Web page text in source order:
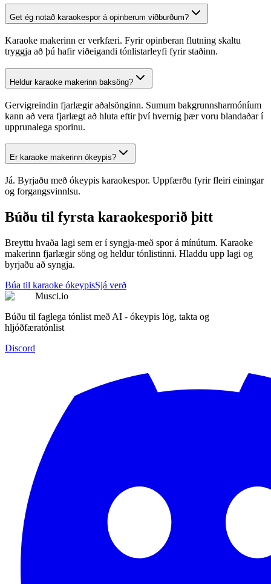
Get ég notað karaokespor á opinberum viðburðum?
Karaoke makerinn er verkfæri. Fyrir opinberan flutning skaltu
tryggja að þú hafir viðeigandi tónlistarleyfi fyrir staðinn.
Heldur karaoke makerinn baksöng?
Gervigreindin fjarlægir aðalsönginn. Sumum bakgrunnsharmóníum
kann að vera fjarlægt að hluta eftir því hvernig þær voru blandaðar í
upprunalega sporinu.
Er karaoke makerinn ókeypis?
Já. Byrjaðu með ókeypis karaokespor. Uppfærðu fyrir fleiri einingar
og forgangsvinnlsu.
Búðu til fyrsta karaokesporið þitt
Breyttu hvaða lagi sem er í syngja-með spor á mínútum. Karaoke
makerinn fjarlægir söng og heldur tónlistinni. Hladdu upp lagi og
byrjaðu að syngja.
Búa til karaoke ókeypisSjá verð
Musci.io
Búðu til faglega tónlist með AI - ókeypis lög, takta og
hljóðfæratónlist
Discord